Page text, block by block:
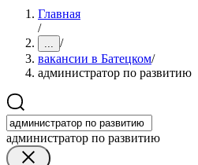
Главная
/
... /
вакансии в Батецком/
администратор по развитию
администратор по развитию